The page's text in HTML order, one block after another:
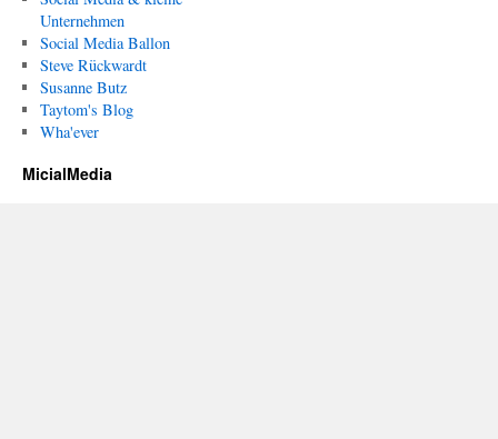
Unternehmen
Social Media Ballon
Steve Rückwardt
Susanne Butz
Taytom's Blog
Wha'ever
MicialMedia